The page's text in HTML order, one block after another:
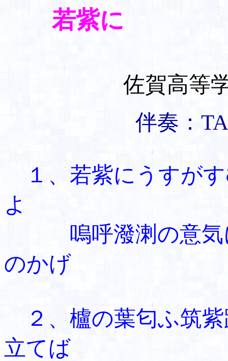
若紫に
佐賀高等
伴奏：
１、若紫にうす
よ
嗚呼潑溂の意気
のかげ
２、櫨の葉匂ふ筑
立てば